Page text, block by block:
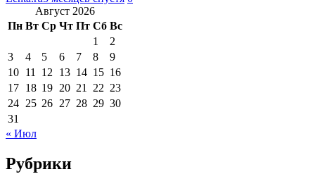
Август 2026
Пн Вт Ср Чт Пт Сб Вс
1
2
3
4 5 6 7 8
9
10 11 12 13 14 15 16
17 18 19 20 21 22 23
24 25 26 27 28 29 30
31
« Июл
Рубрики